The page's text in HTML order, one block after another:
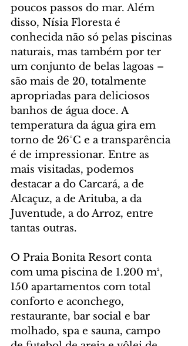
poucos passos do mar. Além
disso, Nísia Floresta é
conhecida não só pelas piscinas
naturais, mas também por ter
um conjunto de belas lagoas –
são mais de 20, totalmente
apropriadas para deliciosos
banhos de água doce. A
temperatura da água gira em
torno de 26°C e a transparência
é de impressionar. Entre as
mais visitadas, podemos
destacar a do Carcará, a de
Alcaçuz, a de Arituba, a da
Juventude, a do Arroz, entre
tantas outras.
O Praia Bonita Resort conta
com uma piscina de 1.200 m²,
150 apartamentos com total
conforto e aconchego,
restaurante, bar social e bar
molhado, spa e sauna, campo